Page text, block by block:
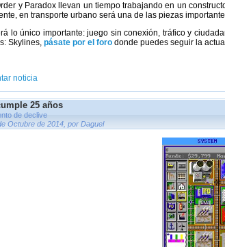
y Paradox llevan un tiempo trabajando en un
en transporte urbano será una de las piezas
lo único importante: juego sin conexión, tráfico y
Skylines, pásate por el foro donde puedes seguir la
noticia
25 años
de declive
Octubre de 2014, por Daguel